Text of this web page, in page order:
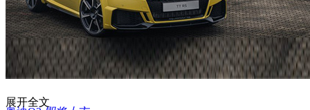
展开全文